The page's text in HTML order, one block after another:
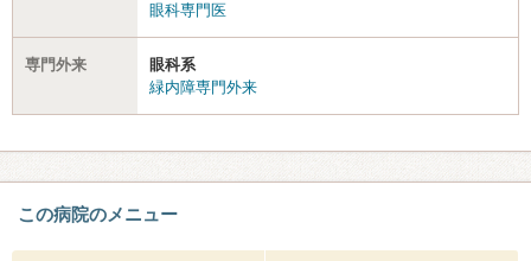
眼科専門医
専門外来
眼科系
緑内障専門外来
この病院のメニュー